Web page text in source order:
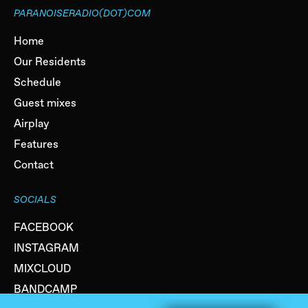
PARANOISERADIO(DOT)COM
Home
Our Residents
Schedule
Guest mixes
Airplay
Features
Contact
SOCIALS
FACEBOOK
INSTAGRAM
MIXCLOUD
BANDCAMP